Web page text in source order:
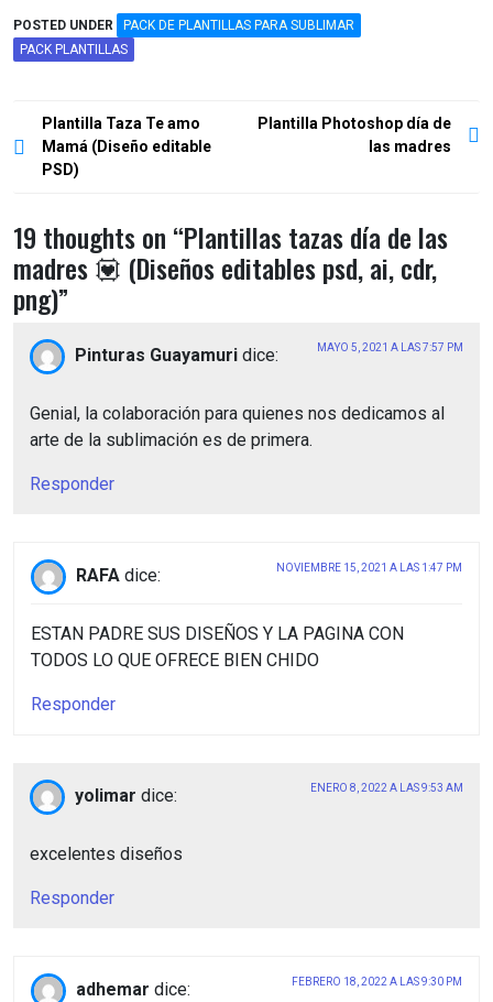
POSTED UNDER
PACK DE PLANTILLAS PARA SUBLIMAR
PACK PLANTILLAS
Navegación
de
entradas
Plantilla Taza Te amo
Mamá (Diseño editable
PSD)
Plantilla Photoshop día de
las madres
19 thoughts on “Plantillas tazas día de las
madres 💟 (Diseños editables psd, ai, cdr,
png)”
Pinturas Guayamuri dice: MAYO 5, 2021 A LAS 7:57 PM
Genial, la colaboración para quienes nos dedicamos al
arte de la sublimación es de primera.
Responder
RAFA dice: NOVIEMBRE 15, 2021 A LAS 1:47 PM
ESTAN PADRE SUS DISEÑOS Y LA PAGINA CON
TODOS LO QUE OFRECE BIEN CHIDO
Responder
yolimar dice: ENERO 8, 2022 A LAS 9:53 AM
excelentes diseños
Responder
adhemar dice: FEBRERO 18, 2022 A LAS 9:30 PM